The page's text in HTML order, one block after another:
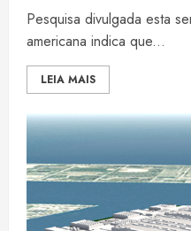
Pesquisa divulgada esta
americana indica que...
LEIA MAIS